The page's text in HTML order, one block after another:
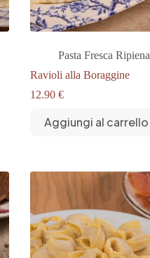
Pasta Fresca Ripiena
Ravioli alla Boraggine
12.90 €
Aggiungi al carrello